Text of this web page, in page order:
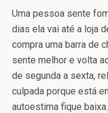
Uma pessoa sente
dias ela vai até a loja
compra uma barra de
sente melhor e volta
de segunda a sexta,
culpada porque está
autoestima fique baixa.